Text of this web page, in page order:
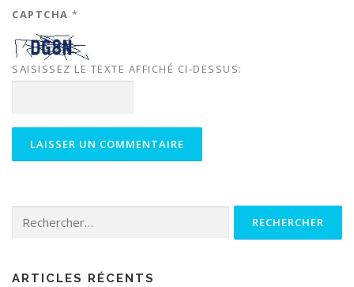
CAPTCHA *
SAISISSEZ LE TEXTE AFFICHÉ CI-DESSUS:
ARTICLES RÉCENTS